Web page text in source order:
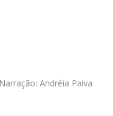
Andréia Paiva